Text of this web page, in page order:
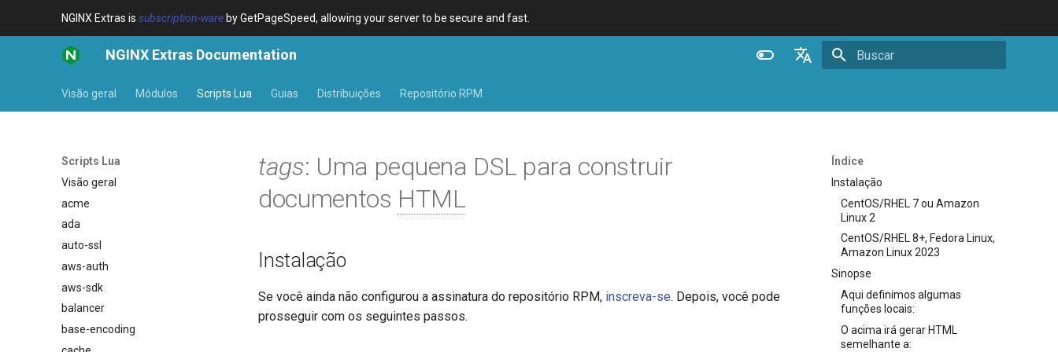
NGINX Extras is subscription-ware by GetPageSpeed, allowing your server to be secure and fast.
NGINX Extras Documentation
Visão geral Módulos Scripts Lua Guias Distribuições Repositório RPM
Scripts Lua
Visão geral
acme
ada
auto-ssl
aws-auth
aws-sdk
balancer
base-encoding
Índice
Instalação
CentOS/RHEL 7 ou Amazon
Linux 2
CentOS/RHEL 8+, Fedora Linux,
Amazon Linux 2023
Sinopse
Aqui definimos algumas
funções locais:
O acima irá gerar HTML
semelhante a:
tags: Uma pequena DSL para construir
documentos HTML
Instalação
Se você ainda não configurou a assinatura do repositório RPM, inscreva-se. Depois, você pode
prosseguir com os seguintes passos.